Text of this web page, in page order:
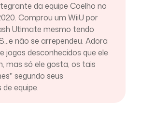
da equipe Coelho no
Comprou um WiiU por
Utimate mesmo tendo
não se arrependeu. Adora
jogos desconhecidos que ele
mas só ele gosta, os tais
segundo seus
equipe.